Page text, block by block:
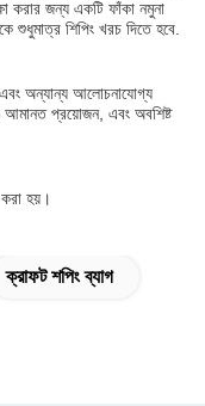
করার জন্য একটি ফাঁকা নমুনা
শুধুমাত্র শিপিং খরচ দিতে হবে.
এবং অন্যান্য আলোচনাযোগ্য
প্রয়োজন, এবং অবশিষ্ট
হয়।
ক্রাফট শপিং ব্যাগ